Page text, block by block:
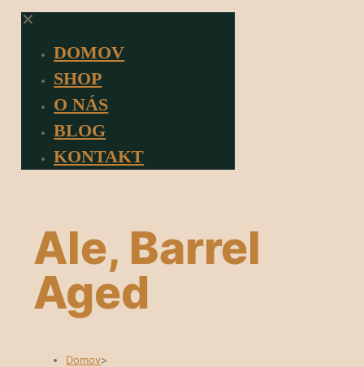
✕
DOMOV
SHOP
O NÁS
BLOG
KONTAKT
Ale, Barrel
Aged
Domov>